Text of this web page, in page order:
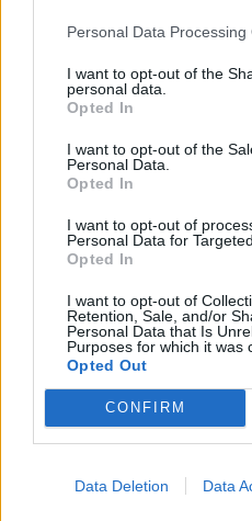
Personal Data Processing
I want to opt-out of the
personal data.
Opted In
I want to opt-out of the
Personal Data.
Opted In
I want to opt-out of
Personal Data for
Opted In
I want to opt-out of
Retention, Sale, and/or
Personal Data that Is
Purposes for which it was
Opted Out
CONFIRM
Data Deletion Data